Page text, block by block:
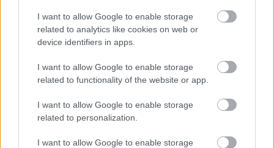
I want to allow Google to enable storage
related to analytics like cookies on web or
device identifiers in apps.
I want to allow Google to enable storage
related to functionality of the website or app.
I want to allow Google to enable storage
related to personalization.
I want to allow Google to enable storage
Δημοφιλείς Ειδήσεις
Τουρισμός για Όλους 2026: Ποιοι
μπορούν να κάνουν αίτηση σήμερα –
Voucher έως 600 ευρώ